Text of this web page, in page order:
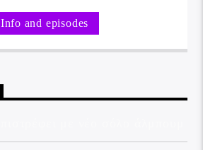
Info and episodes